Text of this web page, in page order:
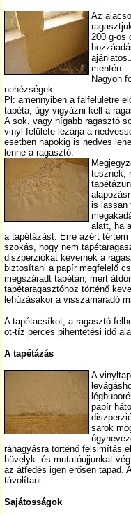
Az
200 g-os
mentén.
Nagyon
nehézségek.
Pl: amennyiben a falfelületre
tapéta, úgy vigyázni kell a
A sok, vagy hígabb ragasztó
vinyl felülete lezárja a
esetben napokig is nedves
lenne a ragasztó.
tesznek,
is lassan
alatt, ha
a tapétázást. Erre azért
szokás, hogy nem
diszperziókat kevernek a
biztosítani a papír megfelelő
megszáradt tapétán, mert
tapétaragasztóhoz történő
lehúzásakor a visszamaradó
A tapétacsíkot, a ragasztó
öt-tíz perces pihentetési idő
A tapétázás
A
papír
sarok
ráhagyásra történő felsimítás
hüvelyk- és mutatóujjunkat
az átfedés igen erősen tapad.
távolítani.
Sajátosságok